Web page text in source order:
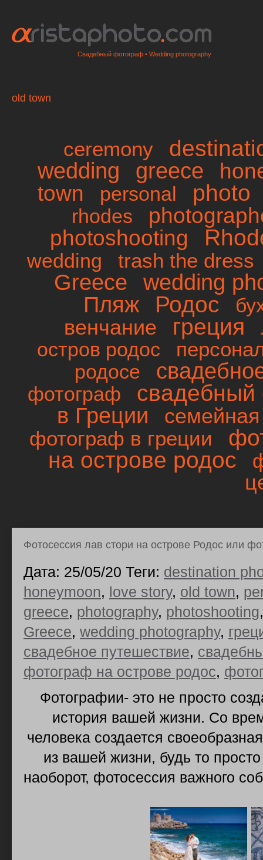
Свадебный фотограф • Wedding photography
old town
ceremony
wedding
greece
town
personal photo
rhodes
photoshooting
wedding trash the dress
Greece wedding
Пляж Родос
венчание греция
остров родос
родосе
фотограф свадебный
в Греции
фотограф в греции
на острове родос
Фотосессия лав стори на острове Родос или
Дата: 25/05/20 Теги: destination
honeymoon, love story, old town,
greece, photography, photoshooting
Greece, wedding photography,
свадебное путешествие,
фотограф на острове родос,
Фотографии- это не просто
история вашей жизни. Со
человека создается
из вашей жизни, будь то
наоборот, фотосессия важного